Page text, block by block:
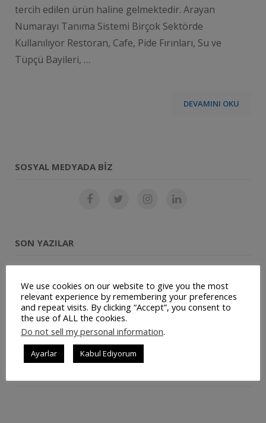
tercih edilen ürün haline gelmektedir. Arayan
Numarayı Tanıma Sistemi Birçok Sektörde
Kullanılıyor Restoran, Cafe, Pide Fırınları, Su ve
Tüpçü Bayileri, …
DEVAMINI OKU
SOSYAL MEDYADA BIZ
SON YAZILAR
Müşteri Panelimiz Yayınlanmıştır
Ticari Bilgilerimiz Değişmiştir
JetSu – Mobil Su Sipariş Uygulaması
We use cookies on our website to give you the most
relevant experience by remembering your preferences
and repeat visits. By clicking “Accept”, you consent to
the use of ALL the cookies.
Do not sell my personal information.
Ayarlar Kabul Ediyorum